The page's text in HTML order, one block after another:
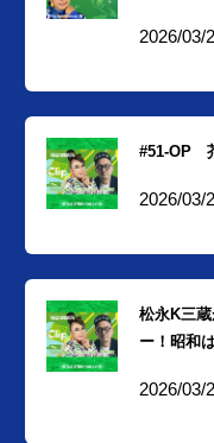
2026/03/
#51-OP
2026/03/
松永K三
ー！昭和
2026/03/